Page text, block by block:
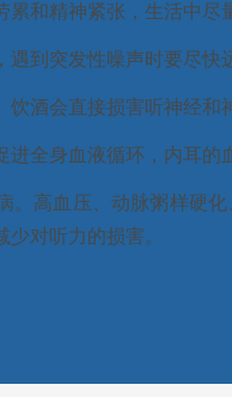
和精神紧张，生活中尽
到突发性噪声时要尽快
酒会直接损害听神经和
全身血液循环，内耳的
。高血压、动脉粥样硬
对听力的损害。